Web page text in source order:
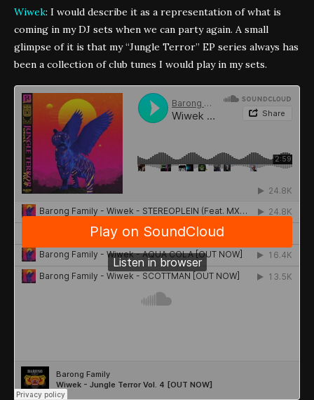
Wiwek: I would describe it as a representation of what is
coming in my DJ sets when we can party again. A small
glimpse of it is that my “Jungle Terror” EP series always has
been a collection of club tunes I would play in my sets.